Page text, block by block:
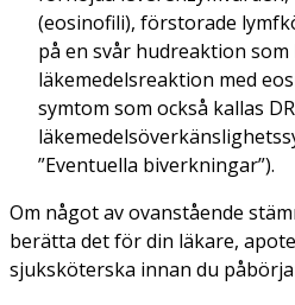
(eosinofili), förstorade
på en svår hudreaktion
läkemedelsreaktion med
symtom som också kallas
”Eventuella biverkningar”).
Om något av ovanstående
berätta det för din läkare,
sjuksköterska innan du